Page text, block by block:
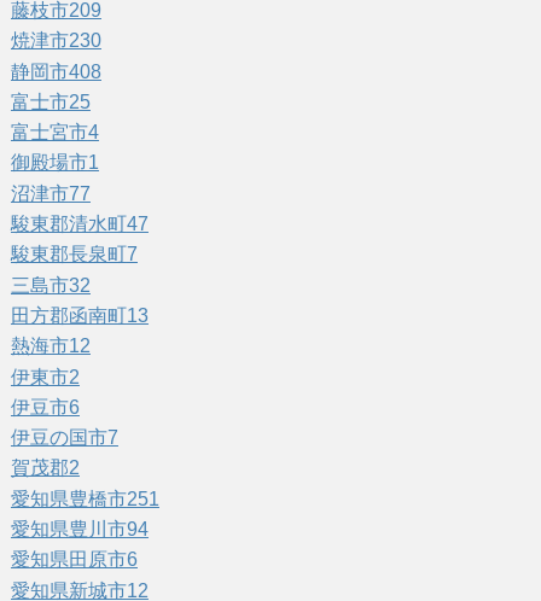
藤枝市209
焼津市230
静岡市408
富士市25
富士宮市4
御殿場市1
沼津市77
駿東郡清水町47
駿東郡長泉町7
三島市32
田方郡函南町13
熱海市12
伊東市2
伊豆市6
伊豆の国市7
賀茂郡2
愛知県豊橋市251
愛知県豊川市94
愛知県田原市6
愛知県新城市12